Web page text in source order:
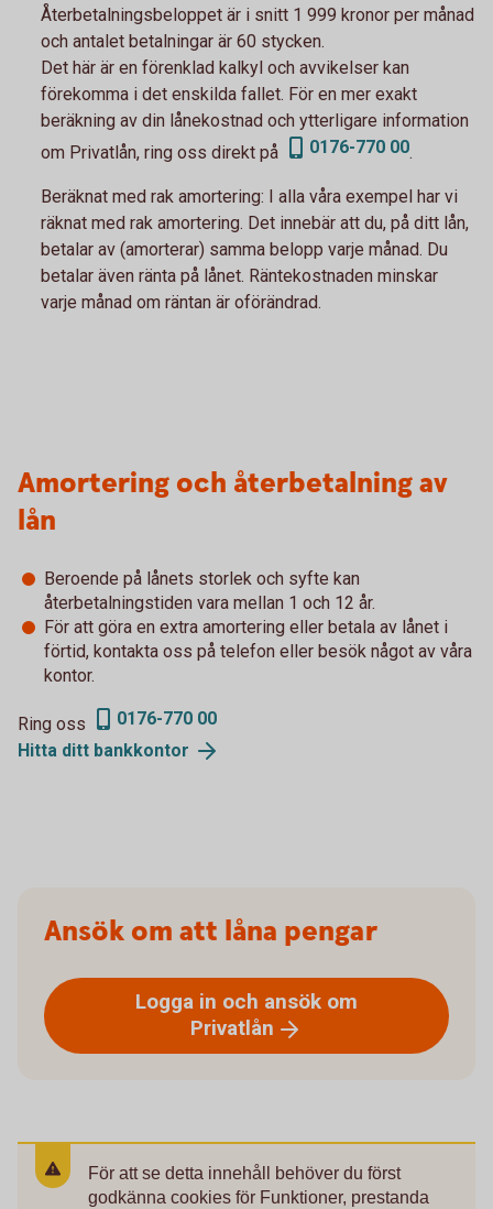
Återbetalningsbeloppet är i snitt 1 999 kronor per månad
och antalet betalningar är 60 stycken.
Det här är en förenklad kalkyl och avvikelser kan
förekomma i det enskilda fallet. För en mer exakt
beräkning av din lånekostnad och ytterligare information
om Privatlån, ring oss direkt på
0176-770 00.
Beräknat med rak amortering: I alla våra exempel har vi
räknat med rak amortering. Det innebär att du, på ditt lån,
betalar av (amorterar) samma belopp varje månad. Du
betalar även ränta på lånet. Räntekostnaden minskar
varje månad om räntan är oförändrad.
Amortering och återbetalning av
lån
Beroende på lånets storlek och syfte kan
återbetalningstiden vara mellan 1 och 12 år.
För att göra en extra amortering eller betala av lånet i
förtid, kontakta oss på telefon eller besök något av våra
kontor.
Ring oss
0176-770 00
Hitta ditt bankkontor
Ansök om att låna pengar
Logga in och ansök om
Privatlån
För att se detta innehåll behöver du först
godkänna cookies för Funktioner, prestanda